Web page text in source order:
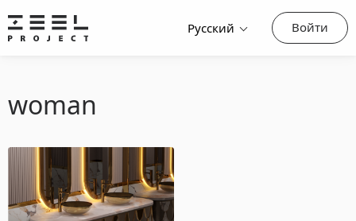
Русский Войти
woman